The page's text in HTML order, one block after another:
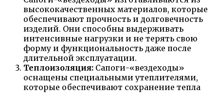
высококачественных материалов, которые
обеспечивают прочность и долговечность
изделий. Они способны выдерживать
интенсивные нагрузки и не терять свою
форму и функциональность даже после
длительной эксплуатации.
Теплоизоляция: Сапоги-«вездеходы»
оснащены специальными утеплителями,
которые обеспечивают сохранение тепла